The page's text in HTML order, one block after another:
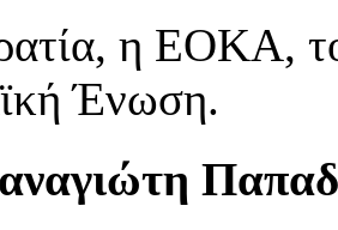
η ΕΟΚΑ,
Ένωση.